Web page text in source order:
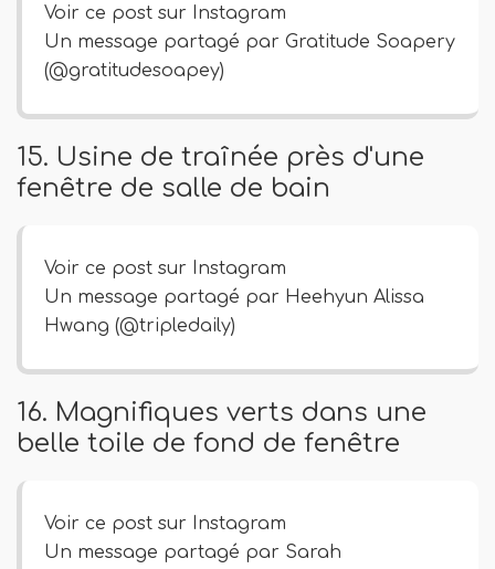
Voir ce post sur Instagram
Un message partagé par Gratitude Soapery
(@gratitudesoapey)
15. Usine de traînée près d'une
fenêtre de salle de bain
Voir ce post sur Instagram
Un message partagé par Heehyun Alissa
Hwang (@tripledaily)
16. Magnifiques verts dans une
belle toile de fond de fenêtre
Voir ce post sur Instagram
Un message partagé par Sarah